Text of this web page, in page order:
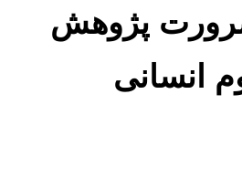
پژوهش
انسانی